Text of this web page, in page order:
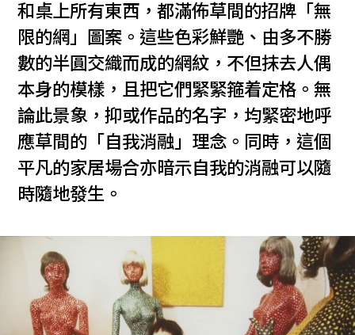
和桌上所有東西，都滿佈草間的招牌「無
限的網」圖案。這些色彩鮮艷、由多不勝
數的半圓交織而成的網紋，不但抹去人偶
本身的模樣，且把它們緊緊箍着定格。無
論此景象，抑或作品的名字，均緊密地呼
應草間的「自我消融」理念。同時，這個
平凡的家居場合亦暗示自我的消融可以隨
時隨地發生。